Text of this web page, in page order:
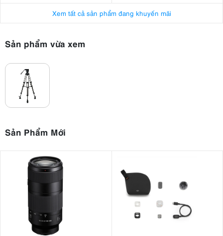
Xem tất cả sản phẩm đang khuyến mãi
Sản phẩm vừa xem
Sản Phẩm Mới